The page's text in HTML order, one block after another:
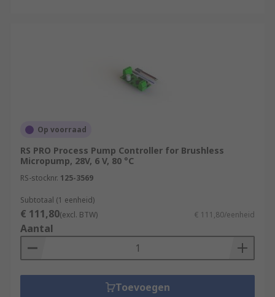
Op voorraad
RS PRO Process Pump Controller for Brushless
Micropump, 28V, 6 V, 80 °C
RS-stocknr. 125-3569
Subtotaal (1 eenheid)
€ 111,80(excl. BTW) € 111,80/eenheid
Aantal
Toevoegen